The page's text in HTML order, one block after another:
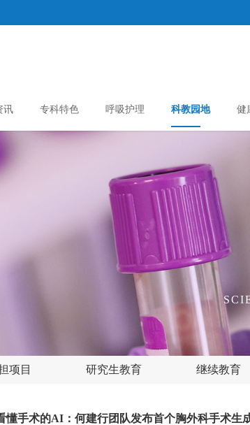
讯 专科特色 呼吸护理 科教园地 健
项目 研究生教育 继续教育
懂手术的AI：何建行团队发布首个胸外科手术生